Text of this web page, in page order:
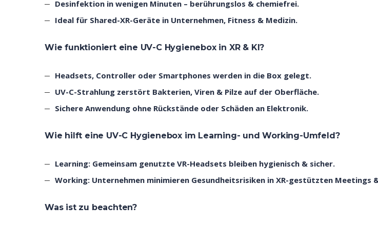
Desinfektion in wenigen Minuten – berührungslos & chemiefrei.
Ideal für Shared-XR-Geräte in Unternehmen, Fitness & Medizin.
Wie funktioniert eine UV-C Hygienebox in XR & KI?
Headsets, Controller oder Smartphones werden in die Box gelegt.
UV-C-Strahlung zerstört Bakterien, Viren & Pilze auf der Oberfläche.
Sichere Anwendung ohne Rückstände oder Schäden an Elektronik.
Wie hilft eine UV-C Hygienebox im Learning- und Working-Umfeld?
Learning: Gemeinsam genutzte VR-Headsets bleiben hygienisch & sicher.
Working: Unternehmen minimieren Gesundheitsrisiken in XR-gestützten Meetings
Was ist zu beachten?